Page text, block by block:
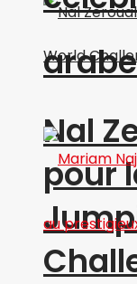
Nal
pour
arabe